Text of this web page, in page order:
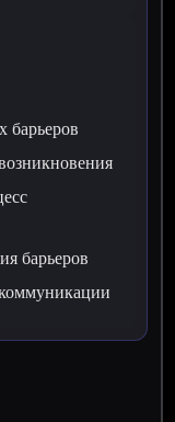
барьеров